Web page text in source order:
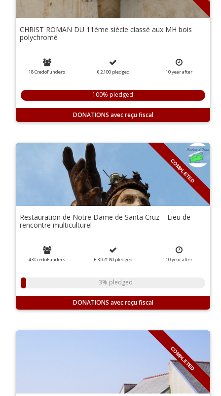
CHRIST ROMAN DU 11ème siècle classé aux MH bois
polychromé
18 CredoFunders € 2,100 pledged 10yearafter
100% pledged
DONATIONS
COMPLETED
Restauration de Notre Dame de Santa Cruz – Lieu de
rencontre multiculturel
43 CredoFunders € 3,921.80 pledged 10yearafter
3% pledged
DONATIONS
COMPLETED